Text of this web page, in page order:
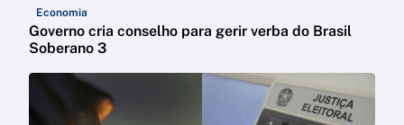
Economia
Governo cria conselho para gerir verba do Brasil
Soberano 3